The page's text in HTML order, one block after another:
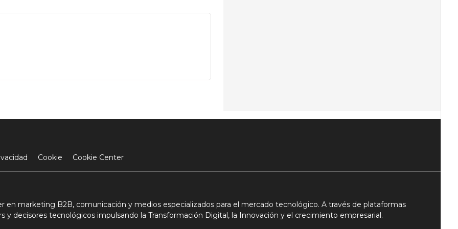
Cookie Cookie Center
en marketing B2B, comunicación y medios especializados para el mercado tecnológico. A través de plataformas
decisores tecnológicos impulsando la Transformación Digital, la Innovación y el crecimiento empresarial.